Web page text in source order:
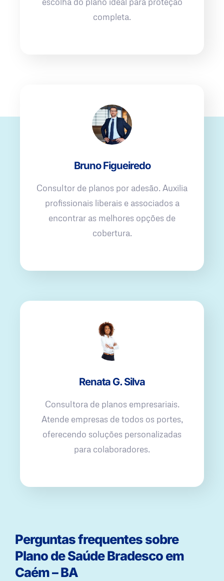
completa.
Bruno Figueiredo
Consultor de planos por adesão. Auxilia
profissionais liberais e associados a
encontrar as melhores opções de
cobertura.
Renata G. Silva
Consultora de planos empresariais.
Atende empresas de todos os portes,
oferecendo soluções personalizadas
para colaboradores.
Perguntas frequentes sobre
Plano de Saúde Bradesco em
Caém – BA